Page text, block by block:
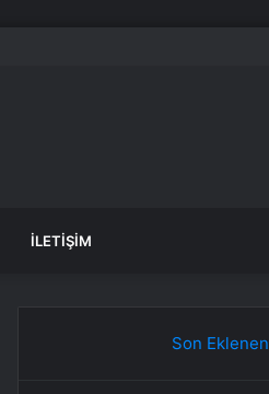
İLETIŞIM
Son Eklenen